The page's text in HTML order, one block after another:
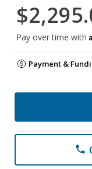
Pay over time with
Payment &
phone